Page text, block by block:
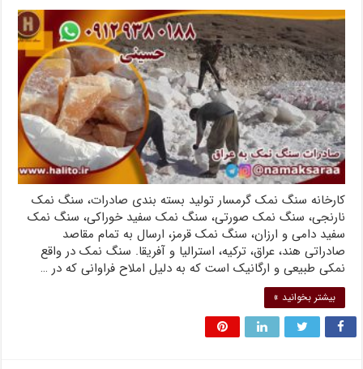
کارخانه سنگ نمک گرمسار تولید بسته بندی صادرات، سنگ نمک
نارنجی، سنگ نمک صورتی، سنگ نمک سفید خوراکی، سنگ نمک
سفید دامی و ارزان، سنگ نمک قرمز، ارسال به تمام مقاصد
صادراتی هند، عراق، ترکیه، استرالیا و آفریقا. سنگ نمک در واقع
نمکی طبیعی و ارگانیک است که به دلیل املاح فراوانی که در …
بیشتر بخوانید »